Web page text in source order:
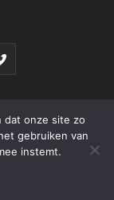
dat onze site zo
gebruiken van
instemt.